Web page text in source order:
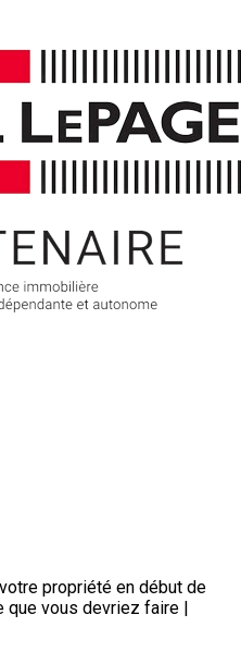
propriété en début de
que vous devriez faire |